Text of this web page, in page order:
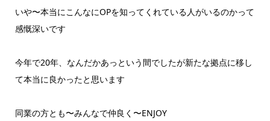
いや〜本当にこんなにOPを知ってくれている人がいるのかって
感慨深いです
今年で20年、なんだかあっという間でしたが新たな拠点に移し
て本当に良かったと思います
同業の方とも〜みんなで仲良く〜ENJOY